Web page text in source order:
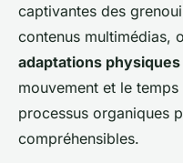
captivantes des
contenus multimédias,
adaptations physiques
mouvement et le
processus organiques
compréhensibles.